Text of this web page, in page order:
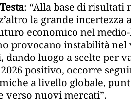
: “Alla base di risultati
la grande incertezza
economico nel
provocano instabilità nel
luogo a scelte per
positivo, occorre
a livello globale,
verso nuovi mercati”.